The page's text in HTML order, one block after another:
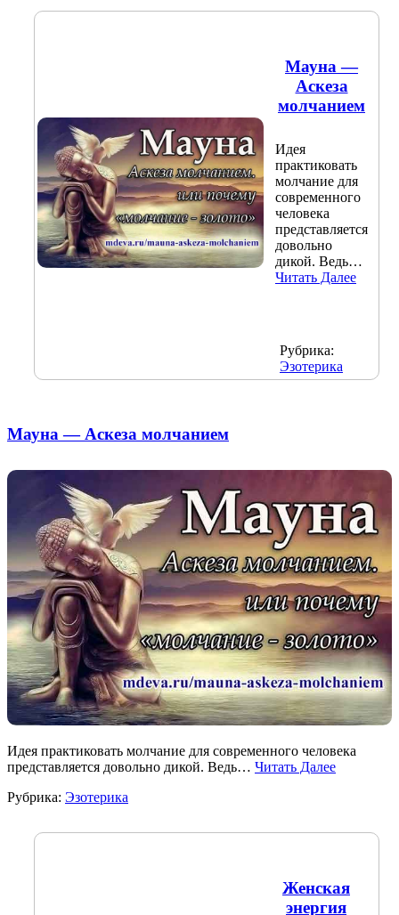
Мауна —
Аскеза
молчанием
Идея
практиковать
молчание для
современного
человека
представляется
довольно
дикой. Ведь…
Читать Далее
Рубрика:
Эзотерика
Мауна — Аскеза молчанием
Идея практиковать молчание для современного человека
представляется довольно дикой. Ведь… Читать Далее
Рубрика: Эзотерика
Женская
энергия